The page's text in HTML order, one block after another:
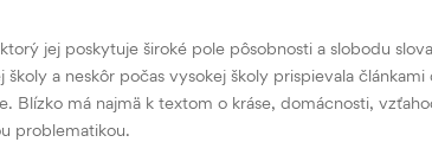
jej poskytuje široké pole pôsobnosti a slobodu
a neskôr počas vysokej školy prispievala článkami
Blízko má najmä k textom o kráse, domácnosti,
problematikou.